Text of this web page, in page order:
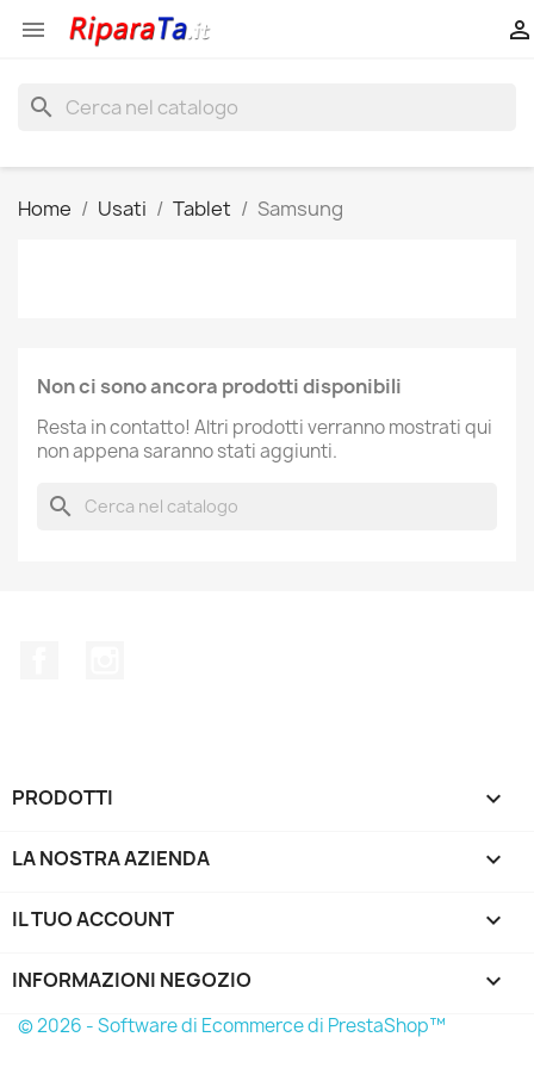
 
search
Home Usati Tablet Samsung
Non ci sono ancora prodotti disponibili
Resta in contatto! Altri prodotti verranno mostrati qui
non appena saranno stati aggiunti.
search
PRODOTTI 
LA NOSTRA AZIENDA 
IL TUO ACCOUNT 
INFORMAZIONI NEGOZIO keyboard_arrow_down
© 2026 - Software di Ecommerce di PrestaShop™